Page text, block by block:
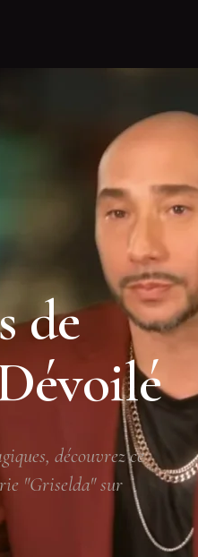
de
découvrez ce
"Griselda" sur